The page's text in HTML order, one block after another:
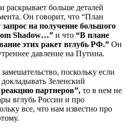
раскрывает больше деталей
Он говорит, что “План
на получение большого
Shadow…” и что “В плане
этих ракет вглубь РФ.” Он
давление на Путина.
поскольку если
Зеленский
партнеров”, то в нем не
вглубь России и про
все, что нам известно про